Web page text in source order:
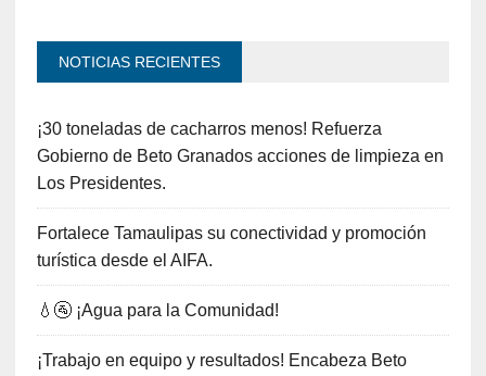
NOTICIAS RECIENTES
¡30 toneladas de cacharros menos! Refuerza
Gobierno de Beto Granados acciones de limpieza en
Los Presidentes.
Fortalece Tamaulipas su conectividad y promoción
turística desde el AIFA.
💧🚰 ¡Agua para la Comunidad!
¡Trabajo en equipo y resultados! Encabeza Beto